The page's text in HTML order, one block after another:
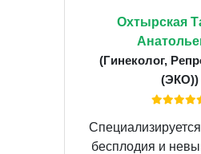
Охтырская
(Гинеколог,
(ЭКО))
бесплодия и